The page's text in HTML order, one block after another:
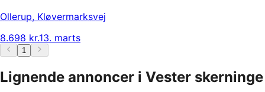
Ollerup, Kløvermarksvej
8.698 kr.13. marts
1
Lignende annoncer i Vester skerninge